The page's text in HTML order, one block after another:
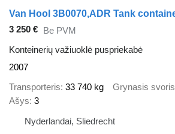
3 250 € Be PVM
Konteinerių važiuoklė puspriekabė
2007
Transporteris 33 740 kg Grynasis svoris
Ašys 3
Nyderlandai, Sliedrecht